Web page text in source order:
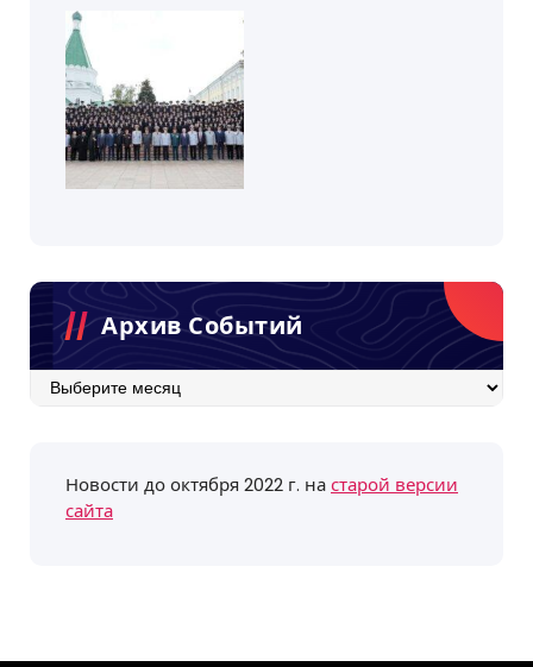
Архив Событий
Архив
Новости до октября 2022 г. настарой версии
сайта